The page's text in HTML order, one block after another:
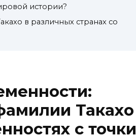
истории?
в различных странах со
Такахо
с точки